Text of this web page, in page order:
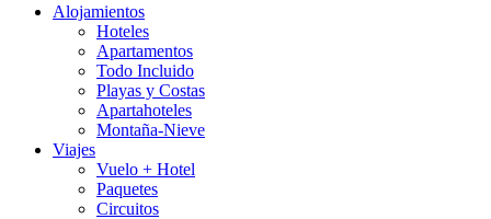
Alojamientos
Hoteles
Apartamentos
Todo Incluido
Playas y Costas
Apartahoteles
Montaña-Nieve
Viajes
Vuelo + Hotel
Paquetes
Circuitos